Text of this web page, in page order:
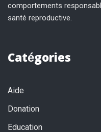
comportements
santé reproductive.
Catégories
Aide
Donation
Education